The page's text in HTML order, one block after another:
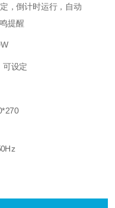
，倒计时运行，自动
提醒
设定